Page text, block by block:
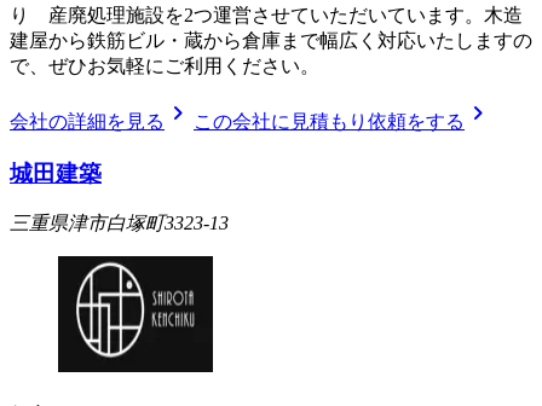
り 産廃処理施設を2つ運営させていただいています。木造
建屋から鉄筋ビル・蔵から倉庫まで幅広く対応いたしますの
で、ぜひお気軽にご利用ください。
会社の詳細を見る chevron_right この会社に見積もり依頼をする chevron_right
城田建築
三重県津市白塚町3323-13